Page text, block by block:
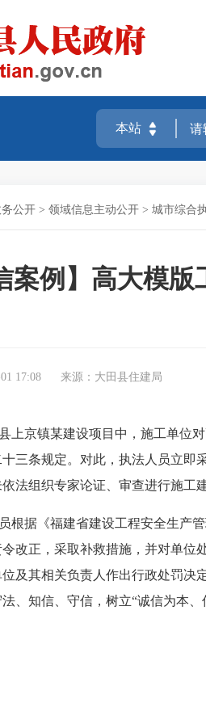
公开 > 领域信息主动公开 > 城市综合
案例】高大模
17:08 来源：大田县住建局
上京镇某建设项目中， 施工单位对
三条规定。对此， 执法人员立即
法组织专家论证、审查进行施工
根据《福建省建设工程安全生产
改正， 采取补救措施，并对单位
及其相关负责人作出行政处罚决
、 知信、守信，树立“诚信为本、